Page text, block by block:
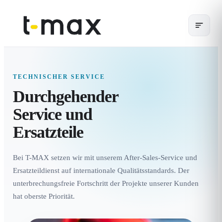
TECHNISCHER SERVICE
Durchgehender
Service und
Ersatzteile
Bei T-MAX setzen wir mit unserem After-Sales-Service und
Ersatzteildienst auf internationale Qualitätsstandards. Der
unterbrechungsfreie Fortschritt der Projekte unserer Kunden
hat oberste Priorität.